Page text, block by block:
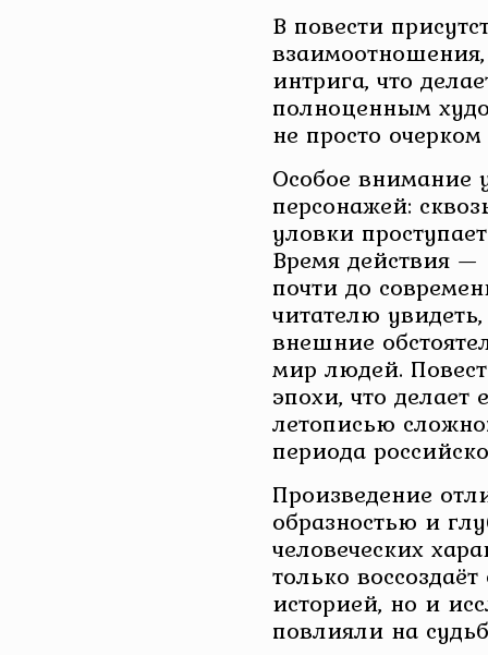
В повести
интрига, что
полноценным
не просто
Особое внимание
персонажей:
уловки
Время действия —
почти до
читателю
внешние
мир людей.
эпохи, что делает
летописью
периода
Произведение
образностью и
человеческих
только
историей, но и
повлияли на